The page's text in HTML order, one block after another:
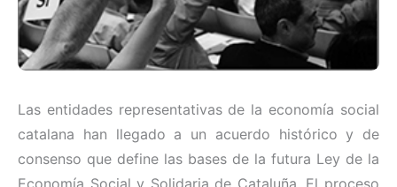
Las entidades representativas de la economía social
catalana han llegado a un acuerdo histórico y de
consenso que define las bases de la futura Ley de la